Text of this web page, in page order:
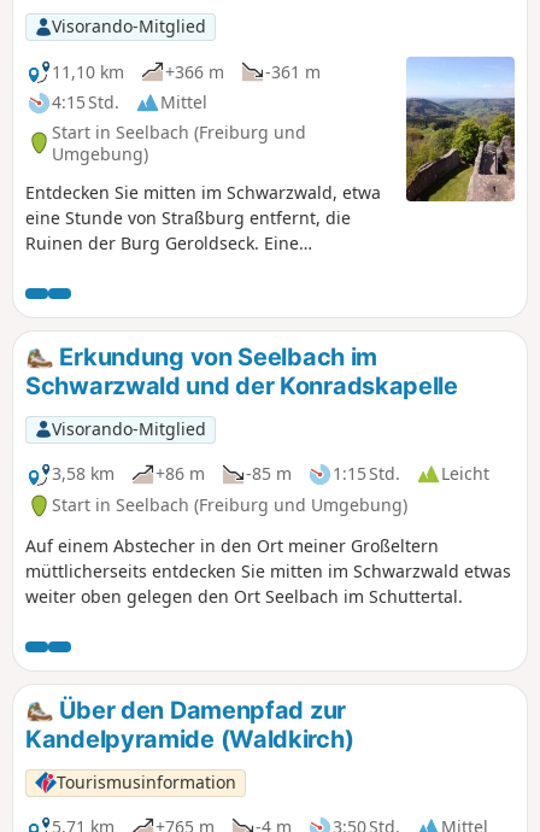
Visorando-Mitglied
11,10 km
+366 m
-361 m
4:15 Std.
Mittel
Start in Seelbach (Freiburg und
Umgebung)
Entdecken Sie mitten im Schwarzwald, etwa
eine Stunde von Straßburg entfernt, die
Ruinen der Burg Geroldseck. Eine
Fuß oder mit dem Fahrrad erfolgen kann
(etwa 4 bis 5 Stunden Fußmarsch). Nach
einem ersten, ansteigenden Teil gelangen
Sie oben zu den Ruinen und haben einen
herrlichen Rundumblick über den
Schwarzwald.
Erkundung von Seelbach im
Schwarzwald und der Konradskapelle
Visorando-Mitglied
3,58 km
+86 m -85 m 1:15 Std.
Leicht
Start in Seelbach (Freiburg und Umgebung)
Auf einem Abstecher in den Ort meiner Großeltern
müttlicherseits entdecken Sie mitten im Schwarzwald etwas
weiter oben gelegen den Ort Seelbach im Schuttertal.
Über den Damenpfad zur
Kandelpyramide (Waldkirch)
Tourismusinformation
5,71 km
+765 m -4 m 3:50 Std. Mittel